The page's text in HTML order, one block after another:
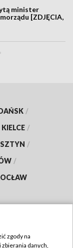
minister
[ZDJĘCIA,
/
KIELCE /
/
/
zgody na
danych,